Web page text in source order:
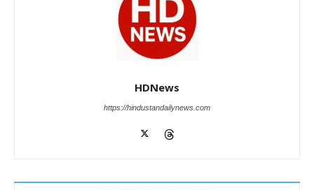
HDNews
https://hindustandailynews.com